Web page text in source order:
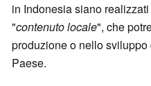
in Indonesia siano
"contenuto locale", che
produzione o nello
Paese.